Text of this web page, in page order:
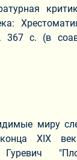
с. (в
миру
XIX